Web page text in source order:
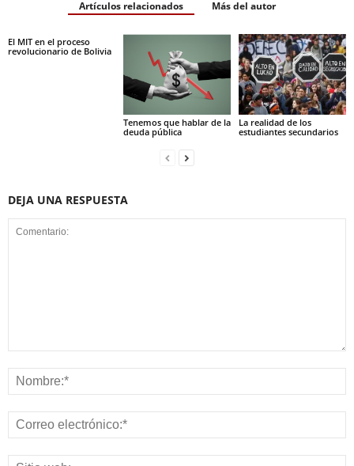
Artículos relacionados Más del autor
El MIT en el proceso
revolucionario de Bolivia
Tenemos que hablar de la
deuda pública
La realidad de los
estudiantes secundarios
DEJA UNA RESPUESTA